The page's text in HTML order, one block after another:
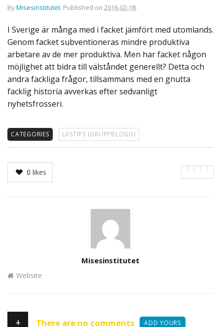
ByMisesinstitutet. Published on 2016-02-18.
I Sverige är många med i facket jämfört med utomlands.
Genom facket subventioneras mindre produktiva
arbetare av de mer produktiva. Men har facket någon
möjlighet att bidra till välståndet generellt? Detta och
andra fackliga frågor, tillsammans med en gnutta
facklig historia avverkas efter sedvanligt
nyhetsfrosseri.
CATEGORIES LÄSTIPS (GRUPPBLOGG)
0 likes
Misesinstitutet
Website
+ There are no comments ADD YOURS